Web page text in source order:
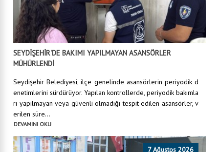
SEYDİŞEHİR'DE BAKIMI YAPILMAYAN ASANSÖRLER
MÜHÜRLENDİ
Seydişehir Belediyesi, ilçe genelinde asansörlerin periyodik d
enetimlerini sürdürüyor. Yapılan kontrollerde, periyodik bakımla
rı yapılmayan veya güvenli olmadığı tespit edilen asansörler, v
erilen süre...
DEVAMINI OKU
7 Ağustos 2026